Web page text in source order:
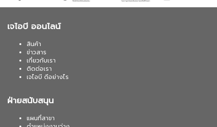
เจไอบี ออนไลน์
สินค้า
ข่าวสาร
เกี่ยวกับเรา
ติดต่อเรา
เจไอบี ดีอย่างไร
ฝ่ายสนับสนุน
แผนที่สาขา